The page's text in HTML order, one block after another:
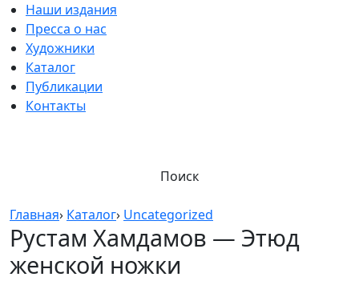
Наши издания
Пресса о нас
Художники
Каталог
Публикации
Контакты
Поиск
Главная› Каталог› Uncategorized
Рустам Хамдамов — Этюд
женской ножки